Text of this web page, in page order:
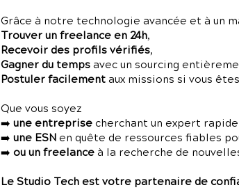
Grâce à notre technologie avancée et à un
Trouver un freelance en 24h,
Recevoir des profils vérifiés,
Gagner du tempsavec un sourcing
Postuler facilementaux missions si vous
Que vous soyez
➡️ une entreprise cherchant un expert
➡️ une ESN en quête de ressources fiables
➡️ ou un freelanceà la recherche de
Le Studio Tech est votre partenaire de